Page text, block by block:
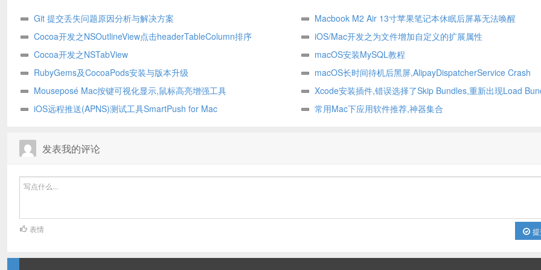
Git 提交丢失问题原因分析与解决方案
Macbook M2 Air 13寸苹果笔记本休眠后屏幕无法唤醒
Cocoa开发之NSOutlineView点击headerTableColumn排序
iOS/Mac开发之为文件增加自定义的扩展属性
(NSFileExtendedAttributes)
Cocoa开发之NSTabView
macOS安装MySQL教程
RubyGems及CocoaPods安装与版本升级
macOS长时间待机后黑屏,AlipayDispatcherService Crash
Mouseposé Mac按键可视化显示,鼠标高亮增强工具
Xcode安装插件,错误选择了Skip Bundles,重新出现Load
法
iOS远程推送(APNS)测试工具SmartPush for Mac 常用Mac下应用软件推荐,神器集合
发表我的评论
表情